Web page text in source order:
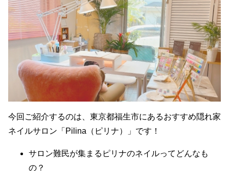
今回ご紹介するのは、東京都福生市にあるおすすめ隠れ家
ネイルサロン「Pilina（ピリナ）」です！
サロン難民が集まるピリナのネイルってどんなも
の？